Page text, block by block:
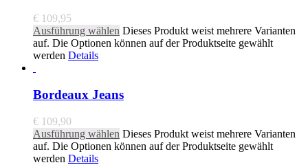
€ 109,95
Ausführung wählen Dieses Produkt weist mehrere Varianten
auf. Die Optionen können auf der Produktseite gewählt
werden Details
Bordeaux Jeans
€ 109,90
Ausführung wählen Dieses Produkt weist mehrere Varianten
auf. Die Optionen können auf der Produktseite gewählt
werden Details